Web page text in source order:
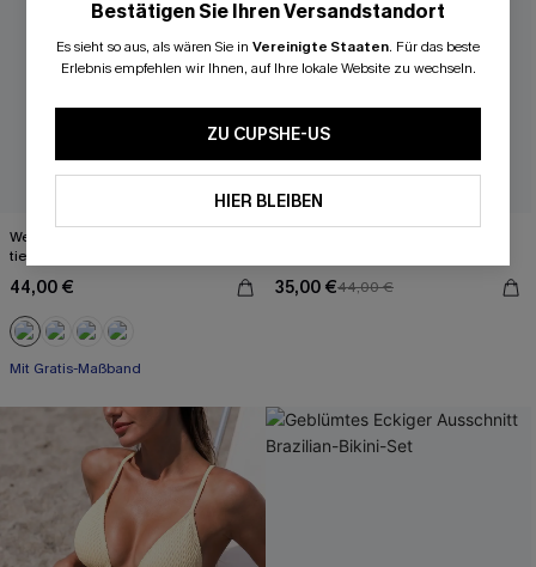
Weißer Breite Träger Badeanzug mit
tiefem Ausschnitt
44,00 €
Mit Gratis-Maßband
35,00 €44,00 €
Bestätigen Sie Ihren Versandstandort
Es sieht so aus, als wären Sie in Vereinigte Staaten. Für das beste
Erlebnis empfehlen wir Ihnen, auf Ihre lokale Website zu wechseln.
ZU CUPSHE-US
HIER BLEIBEN